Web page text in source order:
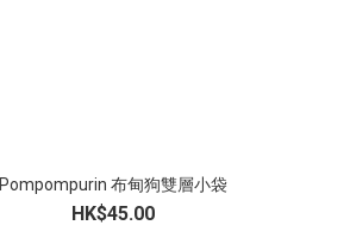
Pompompurin 布甸狗雙層小袋
HK$45.00